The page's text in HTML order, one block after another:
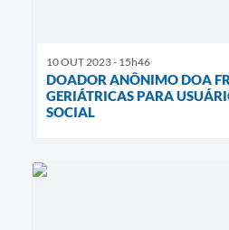
10 OUT 2023 - 15h46
DOADOR ANÔNIMO DOA
GERIÁTRICAS PARA
SOCIAL